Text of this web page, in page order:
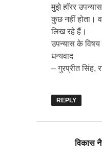
मुझे हाॅरर
कुछ नहीं होता।
लिख रहे हैं।
उपन्यास के विषय
धन्यवाद
– गुरप्रीत सिंह,
REPLY
विकास